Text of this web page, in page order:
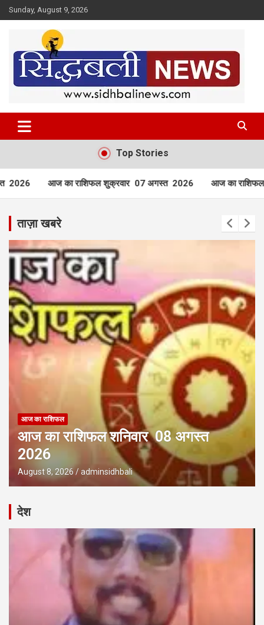
Skip
to
Sunday, August 9, 2026
Sidhbali News
Top Stories
07 अगस्त 2026 आज का राशिफल बृहस्पतिवार 06 अगस्त आज
ताज़ा खबरे
आज का राशिफल
आज का राशिफल शनिवार 08 अगस्त
2026
August 8, 2026 adminsidhbali
देश